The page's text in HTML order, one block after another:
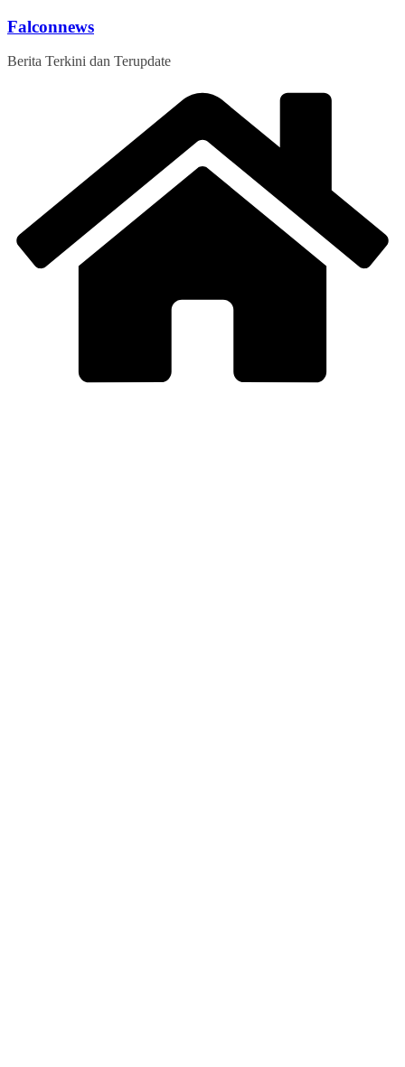
Skip
content
Falconnews
Berita Terkini dan Terupdate